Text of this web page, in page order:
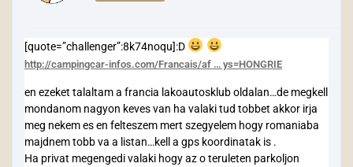
[quote=”challenger”:8k74noqu]:D
http://campingcar-infos.com/Francais/af … ys=HONGRIE
en ezeket talaltam a francia lakoautosklub oldalan…de megkell
mondanom nagyon keves van ha valaki tud tobbet akkor irja
meg nekem es en felteszem mert szegyelem hogy romaniaba
majdnem tobb va a listan…kell a gps koordinatak is .
Ha privat megengedi valaki hogy az o teruleten parkoljon